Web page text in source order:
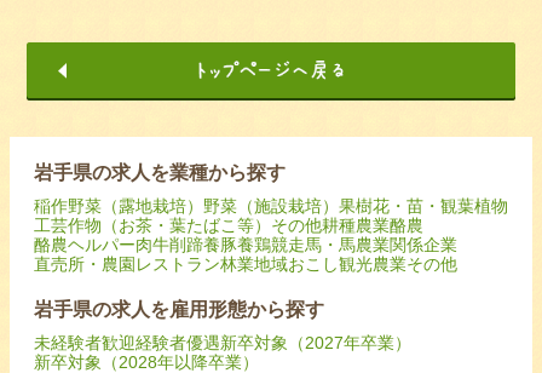
岩手県の求人を業種から探す
稲作野菜（露地栽培） 野菜（施設栽培） 果樹花・苗・観葉植物
工芸作物（お茶・葉たばこ等） その他耕種農業酪農
酪農ヘルパー肉牛削蹄養豚養鶏競走馬・馬農業関係企業
直売所・農園レストラン林業地域おこし観光農業その他
岩手県の求人を雇用形態から探す
未経験者歓迎経験者優遇新卒対象（2027年卒業）
新卒対象（2028年以降卒業）